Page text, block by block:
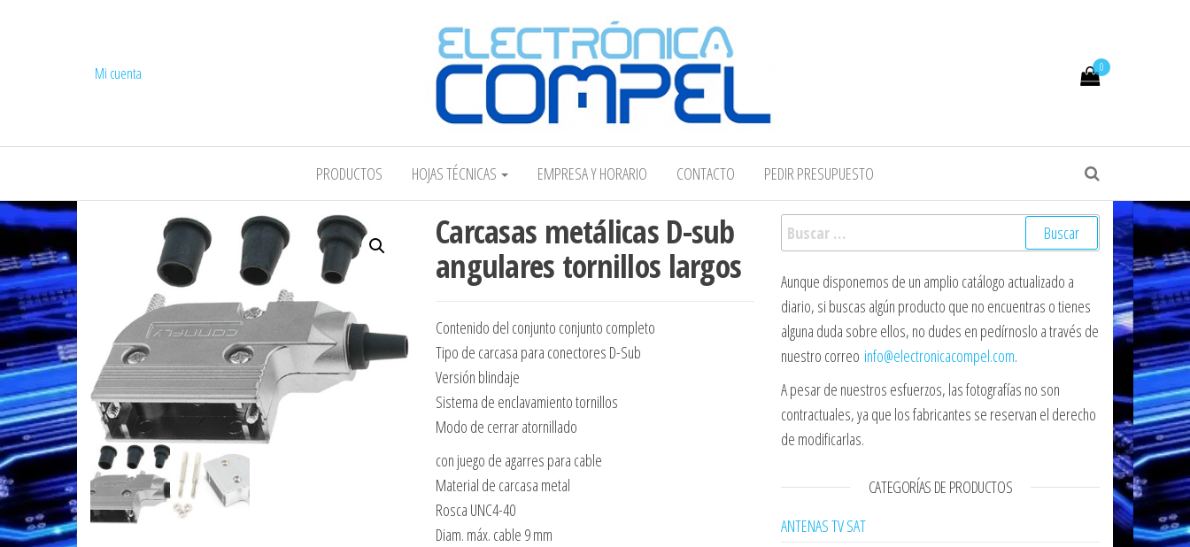
COMPEL Electrónica COMPEL
0
Mi cuenta
PRODUCTOS HOJAS TÉCNICAS EMPRESA Y HORARIO CONTACTO PEDIR PRESUPUESTO
Carcasas metálicas D-sub
angulares tornillos largos
Contenido del conjunto conjunto completo
Tipo de carcasa para conectores D-Sub
Versión blindaje
Sistema de enclavamiento tornillos
Modo de cerrar atornillado
con juego de agarres para cable
Material de carcasa metal
Rosca UNC4-40
Diam. máx. cable 9 mm
Buscar:
Aunque disponemos de un amplio catálogo actualizado a
diario, si buscas algún producto que no encuentras o tienes
alguna duda sobre ellos, no dudes en pedírnoslo a través de
nuestro correo info@electronicacompel.com.
A pesar de nuestros esfuerzos, las fotografías no son
contractuales, ya que los fabricantes se reservan el derecho
de modificarlas.
CATEGORÍAS DE PRODUCTOS
ANTENAS TV SAT